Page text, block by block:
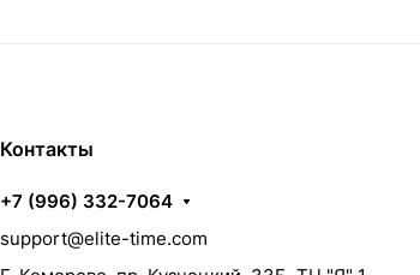
Контакты
+7 (996) 332-7064
support@elite-time.com